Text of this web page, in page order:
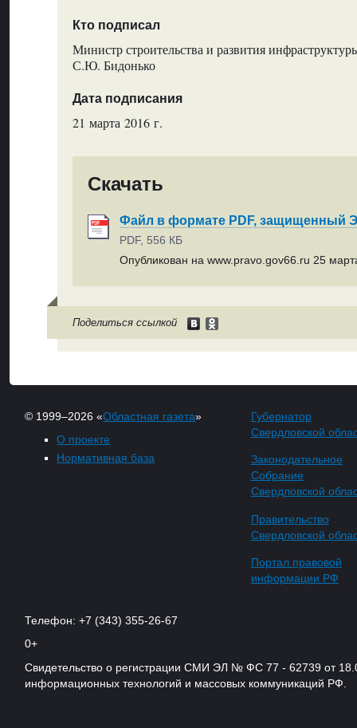
Кто подписал
Министр строительства и развития
С.Ю. Бидонько
Дата подписания
21 марта 2016 г.
Скачать
Файл в формате PDF, защищенный
PDF, 556 КБ
Опубликован на www.pravo.gov66.ru 25
Поделиться ссылкой
© 1999–2026 «Областная газета»
О проекте
Нормативная база
Губернатор
Свердловской
Законодательное
Собрание
Свердловской
Правительство
Свердловской
Портал правовой
информации РФ
Телефон: +7 (343) 355-26-67
0+
Свидетельство о регистрации СМИ ЭЛ № ФС 77 - 62739 от
информационных технологий и массовых коммуникаций РФ.